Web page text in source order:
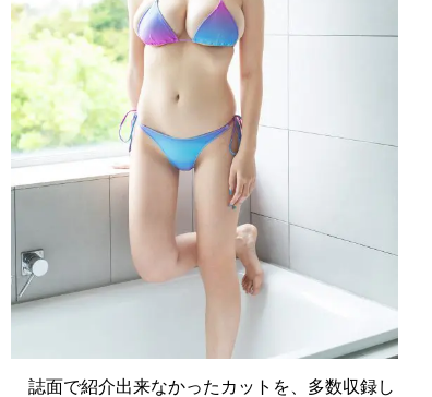
誌面で紹介出来なかったカットを、多数収録し